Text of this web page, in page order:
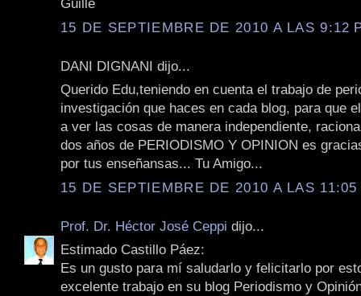
Guille
15 DE SEPTIEMBRE DE 2010 A LAS 9:12
DANI DIGNANI dijo...
Querido Edu,teniendo en cuenta el trabajo de
investigación que haces en cada blog, para que
a ver las cosas de manera independiente,
dos años de PERIODISMO Y OPINION es
por tus enseñansas... Tu Amigo...
15 DE SEPTIEMBRE DE 2010 A LAS 11:05
Prof. Dr. Héctor José Ceppi dijo...
Estimado Castillo Páez:
Es un gusto para mí saludarlo y felicitarlo por
excelente trabajo en su blog Periodismo y